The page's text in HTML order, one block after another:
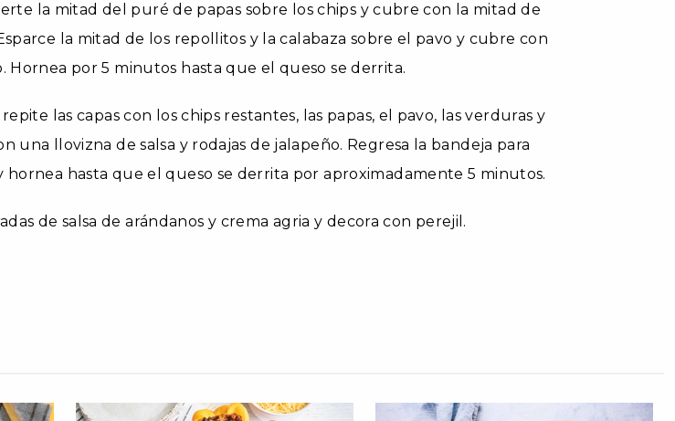
la mitad del puré de papas sobre los chips y cubre con la mitad de
la mitad de los repollitos y la calabaza sobre el pavo y cubre con
Hornea por 5 minutos hasta que el queso se derrita.
las capas con los chips restantes, las papas, el pavo, las verduras y
una llovizna de salsa y rodajas de jalapeño. Regresa la bandeja para
hornea hasta que el queso se derrita por aproximadamente 5 minutos.
de salsa de arándanos y crema agria y decora con perejil.